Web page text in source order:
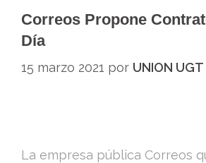
Correos Propone
Día
15 marzo 2021 por UNION UGT
La empresa pública Correos